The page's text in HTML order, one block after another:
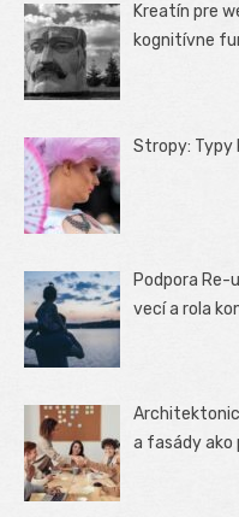
Kreatín pre
kognitívne
Stropy: Typy
Podpora Re-
vecí a rola
a fasády ako